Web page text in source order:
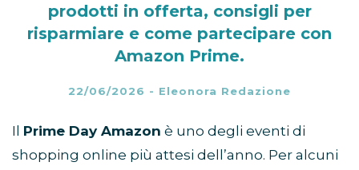
prodotti in offerta, consigli per
risparmiare e come partecipare con
Amazon Prime.
22/06/2026 - Eleonora Redazione
Il Prime Day Amazon è uno degli eventi di
shopping online più attesi dell’anno. Per alcuni